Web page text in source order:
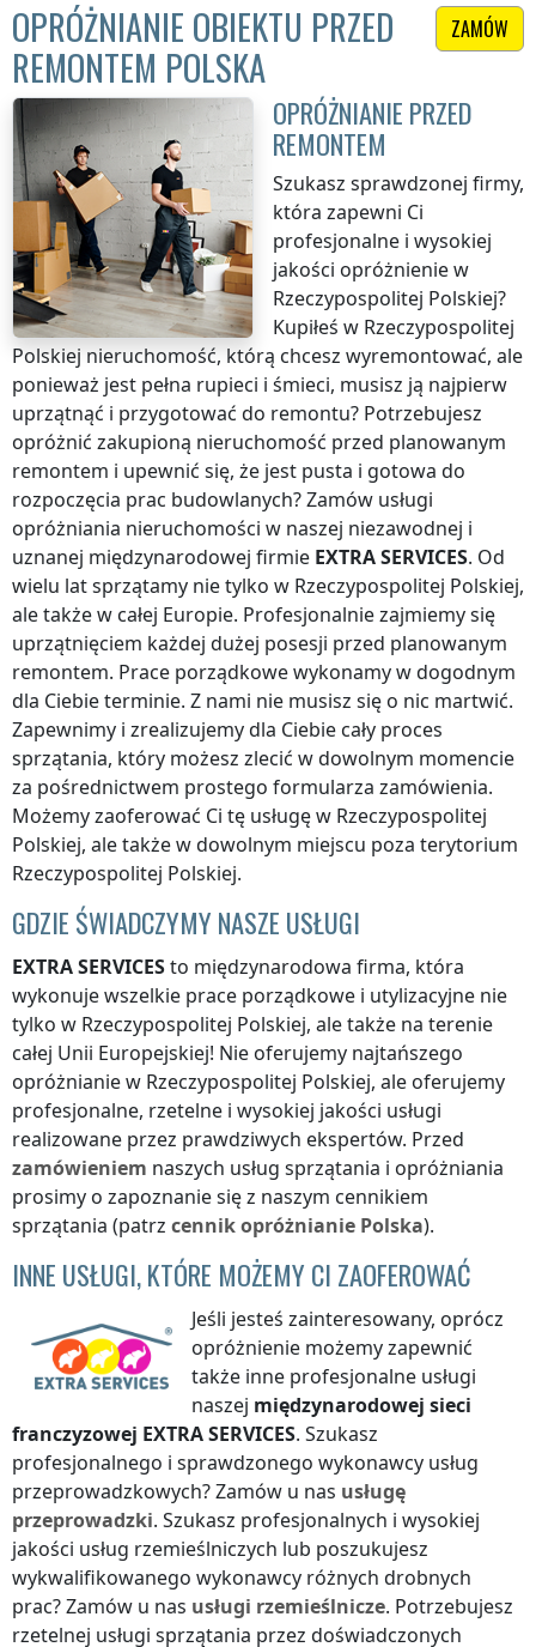
ZAMÓW
OPRÓŻNIANIE OBIEKTU PRZED
REMONTEM POLSKA
OPRÓŻNIANIE PRZED
REMONTEM
Szukasz sprawdzonej firmy,
która zapewni Ci
profesjonalne i wysokiej
jakości opróżnieniew
Rzeczypospolitej Polskiej?
Kupiłeś w Rzeczypospolitej
Polskiej nieruchomość, którą chcesz wyremontować, ale
ponieważ jest pełna rupieci i śmieci, musisz ją najpierw
uprzątnąć i przygotować do remontu? Potrzebujesz
opróżnić zakupioną nieruchomość przed planowanym
remontem i upewnić się, że jest pusta i gotowa do
rozpoczęcia prac budowlanych? Zamów usługi
opróżniania nieruchomości w naszej niezawodnej i
uznanej międzynarodowej firmie EXTRA SERVICES. Od
wielu lat sprzątamy nie tylko w Rzeczypospolitej Polskiej,
ale także w całej Europie. Profesjonalnie zajmiemy się
uprzątnięciem każdej dużej posesji przed planowanym
remontem. Prace porządkowe wykonamy w dogodnym
dla Ciebie terminie. Z nami nie musisz się o nic martwić.
Zapewnimy i zrealizujemy dla Ciebie cały proces
sprzątania, który możesz zlecić w dowolnym momencie
za pośrednictwem prostego formularza zamówienia.
Możemy zaoferować Ci tę usługęw Rzeczypospolitej
Polskiej, ale także w dowolnym miejscu poza terytorium
Rzeczypospolitej Polskiej.
GDZIE ŚWIADCZYMY NASZE USŁUGI
EXTRA SERVICESto międzynarodowa firma, która
wykonuje wszelkie prace porządkowe i utylizacyjne nie
tylko w Rzeczypospolitej Polskiej, ale także na terenie
całej Unii Europejskiej! Nie oferujemy najtańszego
opróżnianiew Rzeczypospolitej Polskiej, ale oferujemy
profesjonalne, rzetelne i wysokiej jakości usługi
realizowane przez prawdziwych ekspertów. Przed
zamówieniem naszych usług sprzątania i opróżniania
prosimy o zapoznanie się z naszym cennikiem
sprzątania (patrz cennikopróżnianie Polska).
INNE USŁUGI, KTÓRE MOŻEMY CI ZAOFEROWAĆ
Jeśli jesteś zainteresowany, oprócz
opróżnienie możemy zapewnić
także inne profesjonalne usługi
naszej międzynarodowej sieci
franczyzowej EXTRA SERVICES. Szukasz
profesjonalnego i sprawdzonego wykonawcy usług
przeprowadzkowych? Zamów u nas usługę
przeprowadzki. Szukasz profesjonalnych i wysokiej
jakości usług rzemieślniczych lub poszukujesz
wykwalifikowanego wykonawcy różnych drobnych
prac? Zamów u nas usługi rzemieślnicze. Potrzebujesz
rzetelnej usługi sprzątania przez doświadczonych